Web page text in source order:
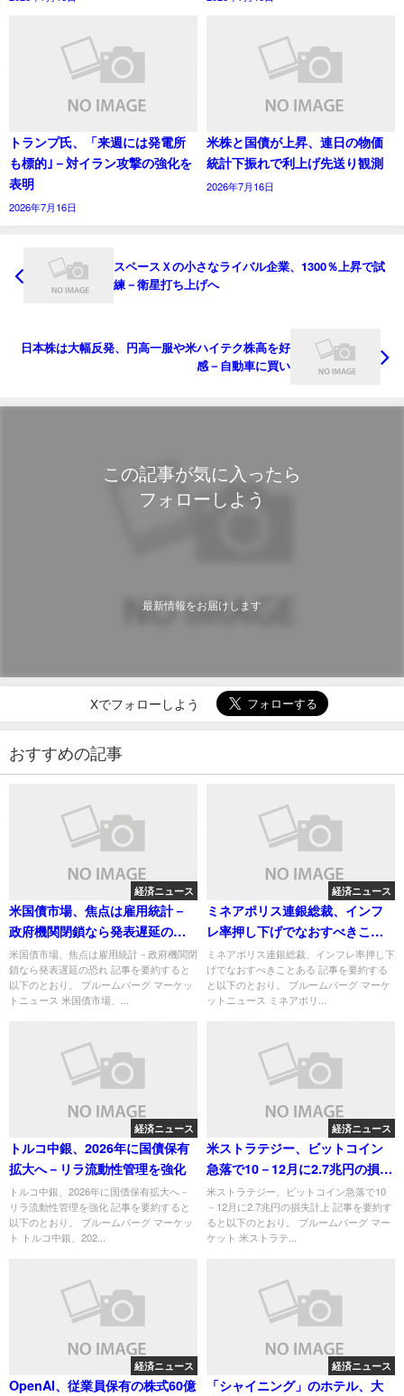
トランプ氏、「来週には発電所
も標的｣－対イラン攻撃の強化を
表明
2026年7月16日
米株と国債が上昇、連日の物価
統計下振れで利上げ先送り観測
2026年7月16日
スペースＸの小さなライバル企業、1300％上昇で試
練－衛星打ち上げへ
日本株は大幅反発、円高一服や米ハイテク株高を好
感－自動車に買い
この記事が気に入ったら
フォローしよう
最新情報をお届けします
Xでフォローしよう
おすすめの記事
経済ニュース
米国債市場、焦点は雇用統計－
政府機関閉鎖なら発表遅延の恐
れ
米国債市場、焦点は雇用統計－政府機関閉
鎖なら発表遅延の恐れ 記事を要約すると
以下のとおり。 ブルームバーグ マーケッ
トニュース 米国債市場、...
経済ニュース
ミネアポリス連銀総裁、インフ
レ率押し下げでなおすべきこと
ある
ミネアポリス連銀総裁、インフレ率押し下
げでなおすべきことある 記事を要約する
と以下のとおり。 ブルームバーグ マーケ
ットニュース ミネアポリ...
経済ニュース
トルコ中銀、2026年に国債保有
拡大へ－リラ流動性管理を強化
トルコ中銀、2026年に国債保有拡大へ－
リラ流動性管理を強化 記事を要約すると
以下のとおり。 ブルームバーグ マーケッ
ト トルコ中銀、202...
経済ニュース
米ストラテジー、ビットコイン
急落で10－12月に2.7兆円の損失
計上
米ストラテジー、ビットコイン急落で10
－12月に2.7兆円の損失計上 記事を要約す
ると以下のとおり。 ブルームバーグ マー
ケット 米ストラテ...
経済ニュース
OpenAI、従業員保有の株式60億
経済ニュース
「シャイニング」のホテル、大